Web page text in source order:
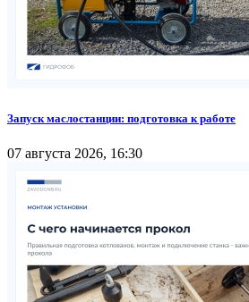
Запуск маслостанции: подготовка к работе
07 августа 2026, 16:30